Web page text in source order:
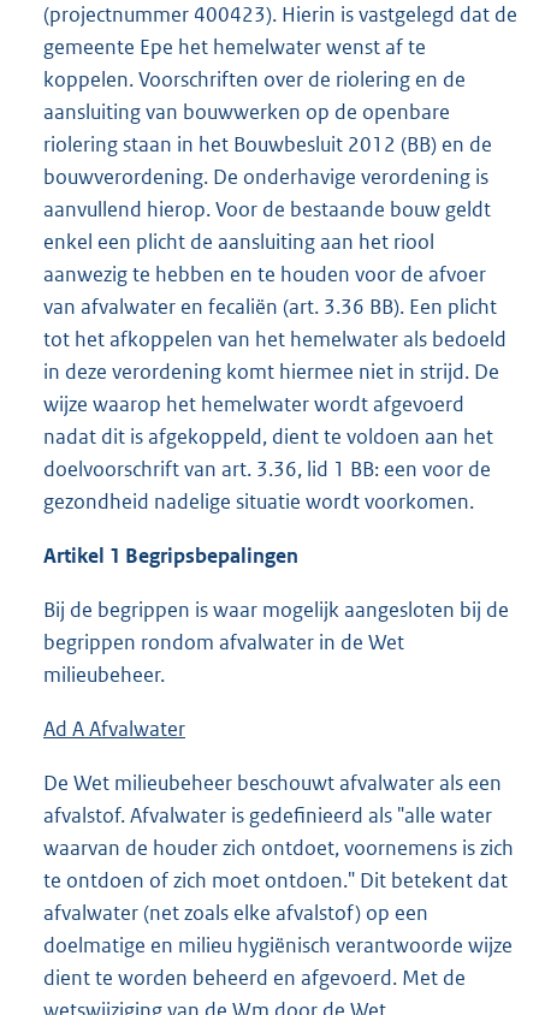
(projectnummer 400423). Hierin is vastgelegd dat de
gemeente Epe het hemelwater wenst af te
koppelen. Voorschriften over de riolering en de
aansluiting van bouwwerken op de openbare
riolering staan in het Bouwbesluit 2012 (BB) en de
bouwverordening. De onderhavige verordening is
aanvullend hierop. Voor de bestaande bouw geldt
enkel een plicht de aansluiting aan het riool
aanwezig te hebben en te houden voor de afvoer
van afvalwater en fecaliën (art. 3.36 BB). Een plicht
tot het afkoppelen van het hemelwater als bedoeld
in deze verordening komt hiermee niet in strijd. De
wijze waarop het hemelwater wordt afgevoerd
nadat dit is afgekoppeld, dient te voldoen aan het
doelvoorschrift van art. 3.36, lid 1 BB: een voor de
gezondheid nadelige situatie wordt voorkomen.
Artikel 1 Begripsbepalingen
Bij de begrippen is waar mogelijk aangesloten bij de
begrippen rondom afvalwater in de Wet
milieubeheer.
Ad A Afvalwater
De Wet milieubeheer beschouwt afvalwater als een
afvalstof. Afvalwater is gedefinieerd als "alle water
waarvan de houder zich ontdoet, voornemens is zich
te ontdoen of zich moet ontdoen." Dit betekent dat
afvalwater (net zoals elke afvalstof) op een
doelmatige en milieu hygiënisch verantwoorde wijze
dient te worden beheerd en afgevoerd. Met de